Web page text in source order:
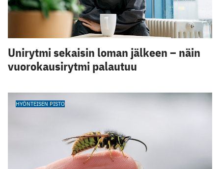
Unirytmi sekaisin loman jälkeen – näin
vuorokausirytmi palautuu
HYÖNTEISEN PISTO